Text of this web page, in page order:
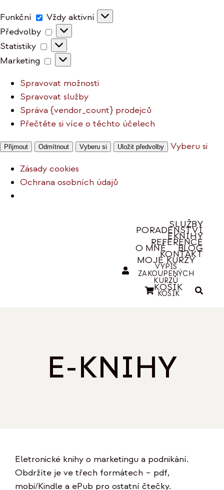
Funkční Funkční
Vždy aktivní
Předvolby
Předvolby
Statistiky
Statistiky
Marketing
Marketing
Spravovat možnosti
Spravovat služby
Správa {vendor_count} prodejců
Přečtěte si více o těchto účelech
Přijmout Odmítnout Vyberu si Uložit předvolby
Vyberu si
Zásady cookies
Ochrana osobních údajů
SLUŽBY
PORADENSTVÍ
EKNIHY
REFERENCE
O MNĚ BLOG
KONTAKT
MOJE KURZY
VÝPIS
ZAKOUPENÝCH
KURZŮ
KOŠÍK
KOŠÍK
E-KNIHY
Eletronické knihy o marketingu a podnikání.
Obdržíte je ve třech formátech – pdf,
mobi/Kindle a ePub pro ostatní čtečky.